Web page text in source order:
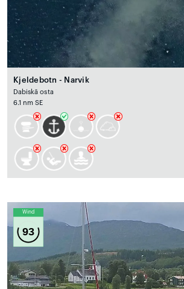
Kjeldebotn - Narvik
Dabiskā osta
6.1 nm SE
Wind
93